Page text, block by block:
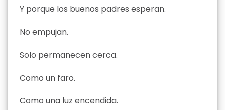
Y porque los buenos padres esperan.
No empujan.
Solo permanecen cerca.
Como un faro.
Como una luz encendida.